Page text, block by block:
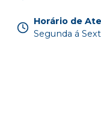
Horário de
Segunda á